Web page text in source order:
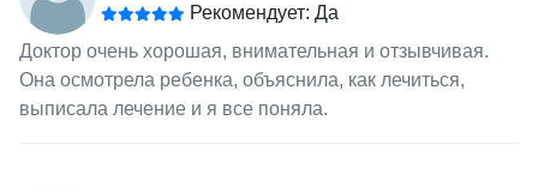
Рекомендует: Да
Доктор очень хорошая, внимательная и отзывчивая.
Она осмотрела ребенка, объяснила, как лечиться,
выписала лечение и я все поняла.